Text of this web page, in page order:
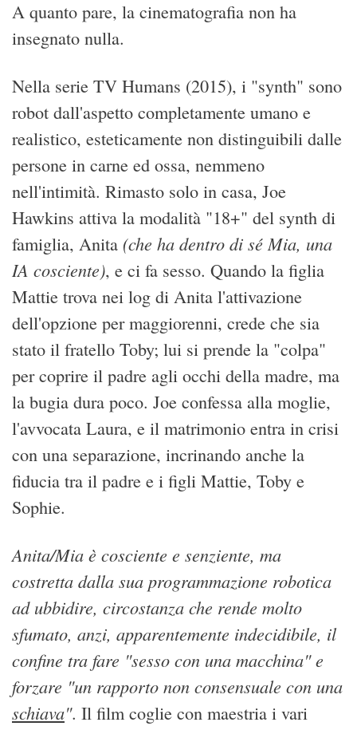
A quanto pare, la cinematografia non ha
insegnato nulla.
Nella serie TV Humans (2015), i "synth" sono
robot dall'aspetto completamente umano e
realistico, esteticamente non distinguibili dalle
persone in carne ed ossa, nemmeno
nell'intimità. Rimasto solo in casa, Joe
Hawkins attiva la modalità "18+" del synth di
famiglia, Anita (che ha dentro di sé Mia, una
IA cosciente), e ci fa sesso. Quando la figlia
Mattie trova nei log di Anita l'attivazione
dell'opzione per maggiorenni, crede che sia
stato il fratello Toby; lui si prende la "colpa"
per coprire il padre agli occhi della madre, ma
la bugia dura poco. Joe confessa alla moglie,
l'avvocata Laura, e il matrimonio entra in crisi
con una separazione, incrinando anche la
fiducia tra il padre e i figli Mattie, Toby e
Sophie.
Anita/Mia è cosciente e senziente, ma
costretta dalla sua programmazione robotica
ad ubbidire, circostanza che rende molto
sfumato, anzi, apparentemente indecidibile, il
confine tra fare "sesso con una macchina" e
forzare "un rapporto non consensuale con una
schiava". Il film coglie con maestria i vari